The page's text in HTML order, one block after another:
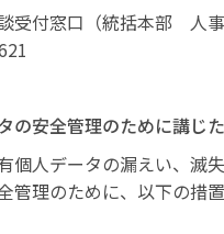
受付窓口（統括本部 人事
の安全管理のために講じ
個人データの漏えい、滅
管理のために、以下の措